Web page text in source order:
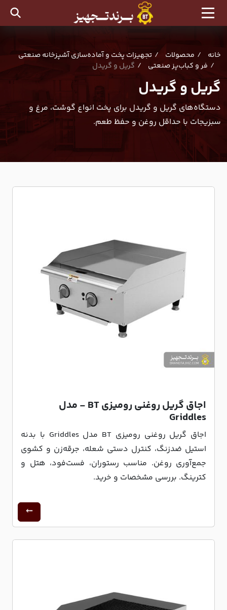
خانه محصولات
تجهیزات پخت و آماده‌سازی آشپزخانه صنعتی
فر و کباب‌پز صنعتی
گریل و گریدل
گریل و گریدل
دستگاه‌های گریل و گریدل برای پخت انواع گوشت، مرغ و
سبزیجات با حداقل روغن و حفظ طعم.
اجاق گریل روغنی رومیزی BT - مدل
Griddles
اجاق گریل روغنی رومیزی BT مدل Griddles با بدنه
استیل ضدزنگ، کنترل دستی شعله، جرقه‌زن و کشوی
جمع‌آوری روغن. مناسب رستوران، فست‌فود، هتل و
کترینگ. بررسی مشخصات و خرید.